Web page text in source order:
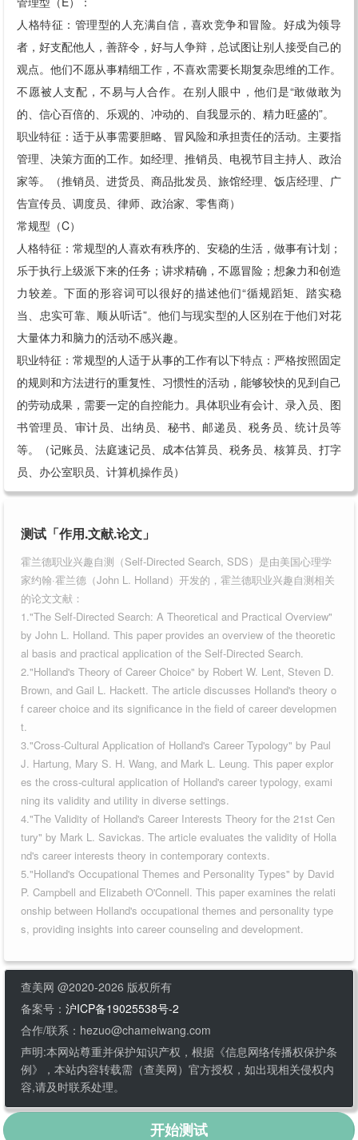
人格特征：管理型的人充满自信，喜欢竞争和冒险。好成为领导
者，好支配他人，善辞令，好与人争辩，总试图让别人接受自己的
观点。他们不愿从事精细工作，不喜欢需要长期复杂思维的工作。
不愿被人支配，不易与人合作。在别人眼中，他们是“敢做敢为
的、信心百倍的、乐观的、冲动的、自我显示的、精力旺盛的”。
职业特征：适于从事需要胆略、冒风险和承担责任的活动。主要指
管理、决策方面的工作。如经理、推销员、电视节目主持人、政治
家等。（推销员、进货员、商品批发员、旅馆经理、饭店经理、广
告宣传员、调度员、律师、政治家、零售商）
常规型（C）
人格特征：常规型的人喜欢有秩序的、安稳的生活，做事有计划；
乐于执行上级派下来的任务；讲求精确，不愿冒险；想象力和创造
力较差。下面的形容词可以很好的描述他们“循规蹈矩、踏实稳
当、忠实可靠、顺从听话”。他们与现实型的人区别在于他们对花
大量体力和脑力的活动不感兴趣。
职业特征：常规型的人适于从事的工作有以下特点：严格按照固定
的规则和方法进行的重复性、习惯性的活动，能够较快的见到自己
的劳动成果，需要一定的自控能力。具体职业有会计、录入员、图
书管理员、审计员、出纳员、秘书、邮递员、税务员、统计员等
等。（记账员、法庭速记员、成本估算员、税务员、核算员、打字
员、办公室职员、计算机操作员）
测试「作用.文献.论文」
霍兰德职业兴趣自测（Self-Directed Search, SDS）是由美国心理学
家约翰·霍兰德（John L. Holland）开发的，霍兰德职业兴趣自测相关
的论文文献：
1."The Self-Directed Search: A Theoretical and Practical Overview"
by John L. Holland. This paper provides an overview of the theoretic
al basis and practical application of the Self-Directed Search.
2."Holland's Theory of Career Choice" by Robert W. Lent, Steven D.
Brown, and Gail L. Hackett. The article discusses Holland's theory o
f career choice and its significance in the field of career developmen
t.
3."Cross-Cultural Application of Holland's Career Typology" by Paul
J. Hartung, Mary S. H. Wang, and Mark L. Leung. This paper explor
es the cross-cultural application of Holland's career typology, exami
ning its validity and utility in diverse settings.
4."The Validity of Holland's Career Interests Theory for the 21st Cen
tury" by Mark L. Savickas. The article evaluates the validity of Holla
nd's career interests theory in contemporary contexts.
5."Holland's Occupational Themes and Personality Types" by David
P. Campbell and Elizabeth O'Connell. This paper examines the relati
onship between Holland's occupational themes and personality type
s, providing insights into career counseling and development.
查美网 @2020-2026 版权所有
备案号： 沪ICP备19025538号-2
合作/联系：hezuo@chameiwang.com
声明:本网站尊重并保护知识产权，根据《信息网络传播权保护条
例》，本站内容转载需（查美网）官方授权，如出现相关侵权内
容,请及时联系处理。
开始测试